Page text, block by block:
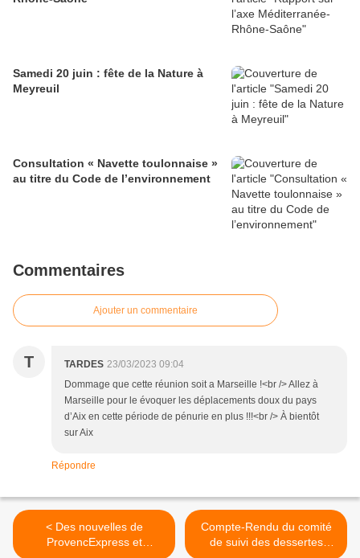
Samedi 20 juin : fête de la Nature à
Meyreuil
Consultation « Navette toulonnaise »
au titre du Code de l’environnement
Commentaires
Ajouter un commentaire
T TARDES 23/03/2023 09:04
Dommage que cette réunion soit a Marseille !<br /> Allez à
Marseille pour le évoquer les déplacements doux du pays
d’Aix en cette période de pénurie en plus !!!<br /> À bientôt
sur Aix
Répondre
< Des nouvelles de
ProvencExpress et
Compte-Rendu du comité
de suivi des dessertes